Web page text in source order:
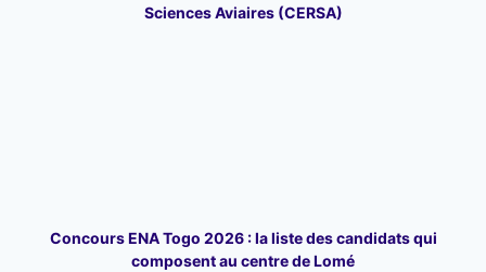
Sciences Aviaires (CERSA)
Concours ENA Togo 2026 : la liste des candidats qui
composent au centre de Lomé